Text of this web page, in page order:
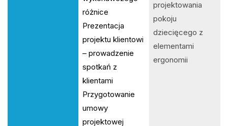
różnice
Prezentacja
projektu klientowi
– prowadzenie
spotkań z
klientami
Przygotowanie
umowy
projektowej
projektowania
pokoju
dziecięcego z
elementami
ergonomii